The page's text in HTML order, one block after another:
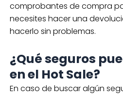
comprobantes de compra
necesites hacer una
hacerlo sin problemas.
¿Qué seguros
en el Hot Sale?
En caso de buscar algún